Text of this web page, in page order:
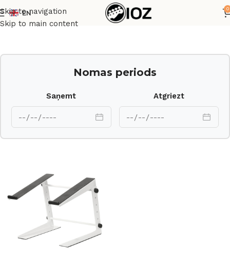
Skip to navigation
Skip to main content
EN
0
Sākums Statīvi
Nomas periods
Saņemt Atgriezt